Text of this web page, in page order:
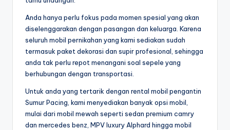
Anda hanya perlu fokus pada momen spesial yang akan
diselenggarakan dengan pasangan dan keluarga. Karena
seluruh mobil pernikahan yang kami sediakan sudah
termasuk paket dekorasi dan supir profesional, sehingga
anda tak perlu repot menangani soal sepele yang
berhubungan dengan transportasi.
Untuk anda yang tertarik dengan rental mobil pengantin
Sumur Pacing, kami menyediakan banyak opsi mobil,
mulai dari mobil mewah seperti sedan premium camry
dan mercedes benz, MPV luxury Alphard hingga mobil